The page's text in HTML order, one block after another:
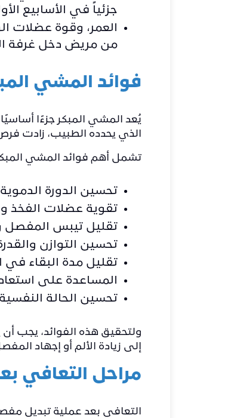
جزئياً في الأسابيع
العمر، وقوة عضلات
من مريض دخل غرفة
فوائد المشي
يُعد المشي المبكر جزءًا
الذي يحدده الطبيب، زادت
تشمل أهم فوائد المشي
تحسين الدورة
تقوية عضلات الفخذ
تقليل تيبس المفصل
تحسين التوازن
تقليل مدة البقاء
المساعدة على
تحسين الحالة
ولتحقيق هذه الفوائد، يجب أن
إلى زيادة الألم أو إجهاد
مراحل التعافي
التعافي بعد عملية تبديل